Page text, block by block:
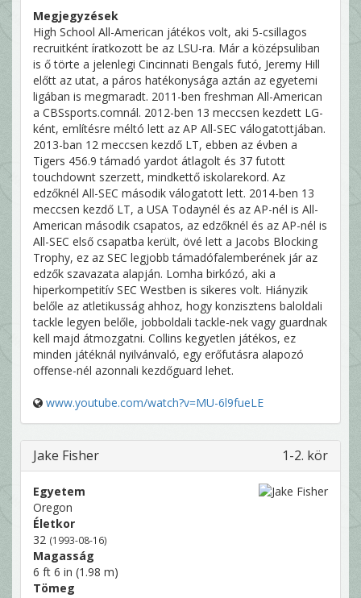
Megjegyzések
High School All-American játékos volt, aki 5-csillagos
recruitként íratkozott be az LSU-ra. Már a középsuliban
is ő törte a jelenlegi Cincinnati Bengals futó, Jeremy Hill
előtt az utat, a páros hatékonysága aztán az egyetemi
ligában is megmaradt. 2011-ben freshman All-American
a CBSsports.comnál. 2012-ben 13 meccsen kezdett LG-
ként, említésre méltó lett az AP All-SEC válogatottjában.
2013-ban 12 meccsen kezdő LT, ebben az évben a
Tigers 456.9 támadó yardot átlagolt és 37 futott
touchdownt szerzett, mindkettő iskolarekord. Az
edzőknél All-SEC második válogatott lett. 2014-ben 13
meccsen kezdő LT, a USA Todaynél és az AP-nél is All-
American második csapatos, az edzőknél és az AP-nél is
All-SEC első csapatba került, övé lett a Jacobs Blocking
Trophy, ez az SEC legjobb támadófalemberének jár az
edzők szavazata alapján. Lomha birkózó, aki a
hiperkompetitív SEC Westben is sikeres volt. Hiányzik
belőle az atletikusság ahhoz, hogy konzisztens baloldali
tackle legyen belőle, jobboldali tackle-nek vagy guardnak
kell majd átmozgatni. Collins kegyetlen játékos, ez
minden játéknál nyilvánvaló, egy erőfutásra alapozó
offense-nél azonnali kezdőguard lehet.
www.youtube.com/watch?v=MU-6l9fueLE
Jake Fisher 1-2. kör
Egyetem
Oregon
Életkor
32 (1993-08-16)
Magasság
6 ft 6 in (1.98 m)
Tömeg